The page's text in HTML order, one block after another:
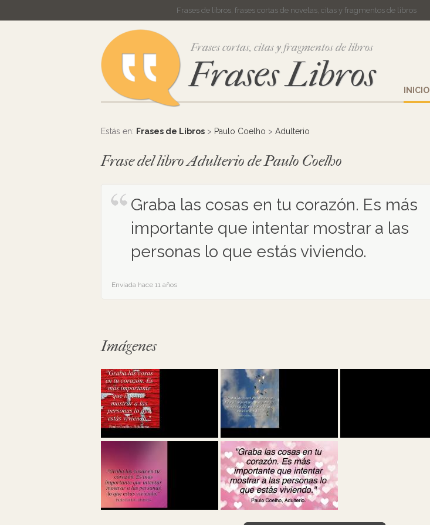
Frases de libros, frases cortas de novelas, citas y fragmentos de libros
Frases cortas, citas y fragmentos de libros
Frases Libros INICIO
Estás en: Frases de Libros > Paulo Coelho > Adulterio
Frase del libro Adulterio de Paulo Coelho
Graba las cosas en tu corazón. Es más
importante que intentar mostrar a las
personas lo que estás viviendo.
Enviada hace 11 años
Imágenes